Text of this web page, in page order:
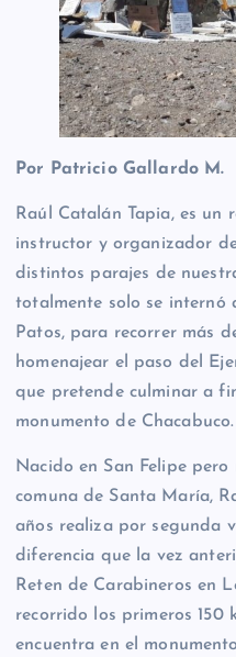
Por Patricio Gallardo M.
Raúl Catalán Tapia, es un
instructor y organizador
distintos parajes de
totalmente solo se internó
Patos, para recorrer más
homenajear el paso del
que pretende culminar a
monumento de Chacabuco.
Nacido en San Felipe
comuna de Santa María,
años realiza por segunda
diferencia que la vez
Reten de Carabineros en
recorrido los primeros 150
encuentra en el